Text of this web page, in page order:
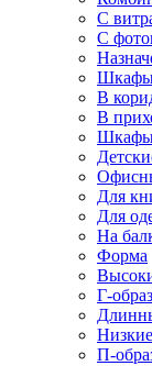
С
С
В
В
Для
Для
На
Форма
Г-
Низкие
П-